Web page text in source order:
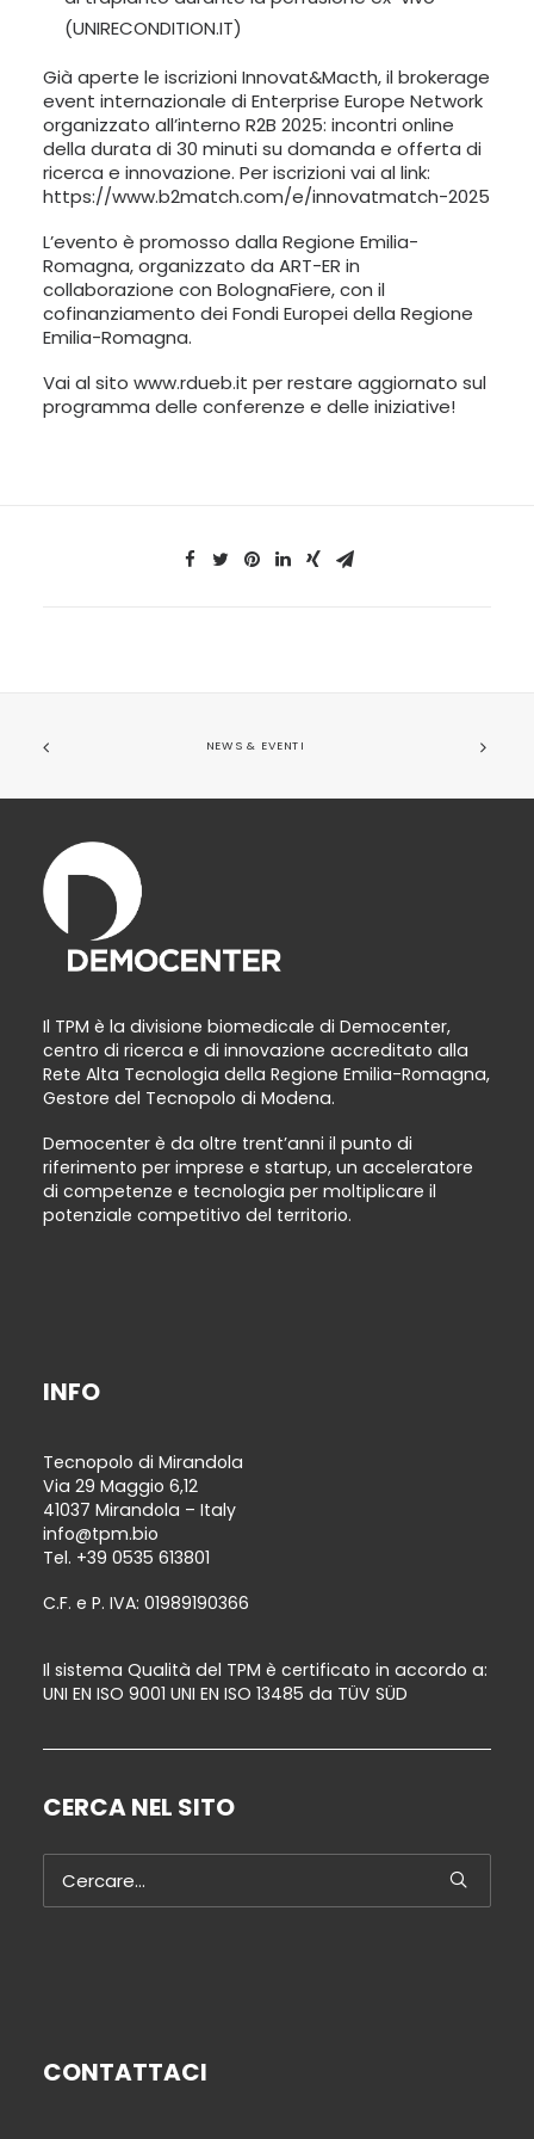
(UNIRECONDITION.IT)
Già aperte le iscrizioni Innovat&Macth, il brokerage
event internazionale di Enterprise Europe Network
organizzato all’interno R2B 2025: incontri online
della durata di 30 minuti su domanda e offerta di
ricerca e innovazione. Per iscrizioni vai al link:
https://www.b2match.com/e/innovatmatch-2025
L’evento è promosso dalla Regione Emilia-
Romagna, organizzato da ART-ER in
collaborazione con BolognaFiere, con il
cofinanziamento dei Fondi Europei della Regione
Emilia-Romagna.
Vai al sito www.rdueb.it per restare aggiornato sul
programma delle conferenze e delle iniziative!
NEWS & EVENTI
Il TPM è la divisione biomedicale di Democenter,
centro di ricerca e di innovazione accreditato alla
Rete Alta Tecnologia della Regione Emilia-Romagna,
Gestore del Tecnopolo di Modena.
Democenter è da oltre trent’anni il punto di
riferimento per imprese e startup, un acceleratore
di competenze e tecnologia per moltiplicare il
potenziale competitivo del territorio.
INFO
Tecnopolo di Mirandola
Via 29 Maggio 6,12
41037 Mirandola – Italy
info@tpm.bio
Tel. +39 0535 613801
C.F. e P. IVA: 01989190366
Il sistema Qualità del TPM è certificato in accordo a:
UNI EN ISO 9001 UNI EN ISO 13485 da TÜV SÜD
CERCA NEL SITO
CONTATTACI